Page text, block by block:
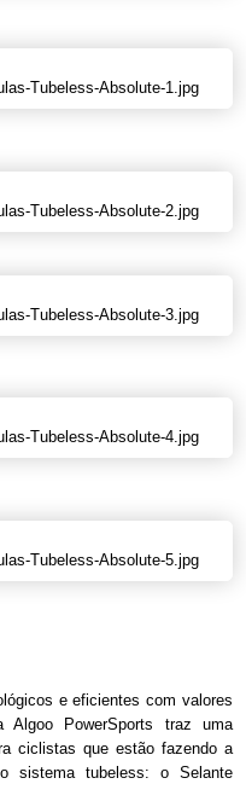
e eficientes com valores
Algoo PowerSports traz uma
ciclistas que estão fazendo a
sistema tubeless: o Selante